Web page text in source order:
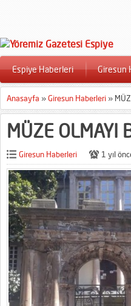
Espiye Haberleri Giresun
Anasayfa »Giresun Haberleri »
MÜZE OLMAYI
Giresun Haberleri 1 yıl